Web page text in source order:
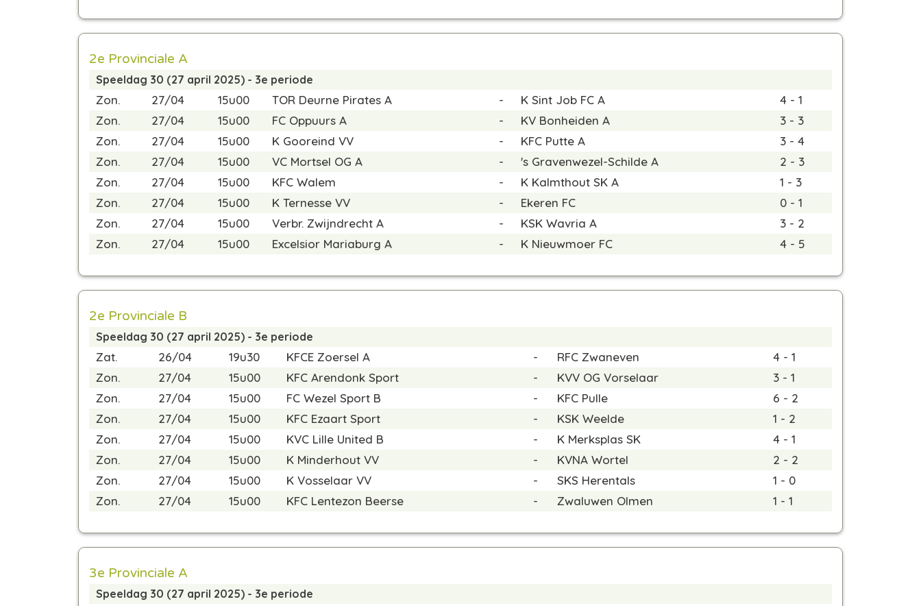
2e Provinciale A
Speeldag 30 (27 april 2025) - 3e periode
Zon. 27/04 15u00 TOR Deurne Pirates A - K Sint Job FC A
4 - 1
Zon.
27/04 15u00 FC Oppuurs A - KV Bonheiden A
3 - 3
Zon.
27/04 15u00 K Gooreind VV - KFC Putte A
3 - 4
Zon.
27/04 15u00 VC Mortsel OG A - 's Gravenwezel-Schilde A
2 - 3
Zon.
27/04 15u00 KFC Walem - K Kalmthout SK A
1 - 3
Zon.
27/04 15u00 K Ternesse VV - Ekeren FC
0 - 1
Zon.
27/04 15u00 Verbr. Zwijndrecht A - KSK Wavria A
3 - 2
Zon.
27/04 15u00 Excelsior Mariaburg A - K Nieuwmoer FC 4 - 5
2e Provinciale B
Speeldag 30 (27 april 2025) - 3e periode
Zat. 26/04 19u30 KFCE Zoersel A - RFC Zwaneven
4 - 1
Zon.
27/04 15u00 KFC Arendonk Sport - KVV OG Vorselaar
3 - 1
Zon.
27/04 15u00 FC Wezel Sport B - KFC Pulle
6 - 2
Zon.
27/04 15u00 KFC Ezaart Sport - KSK Weelde
1 - 2
Zon.
27/04 15u00 KVC Lille United B - K Merksplas SK
4 - 1
Zon.
27/04 15u00 K Minderhout VV - KVNA Wortel
2 - 2
Zon.
27/04 15u00 K Vosselaar VV - SKS Herentals
1 - 0
Zon.
27/04 15u00 KFC Lentezon Beerse - Zwaluwen Olmen 1 - 1
3e Provinciale A
Speeldag 30 (27 april 2025) - 3e periode